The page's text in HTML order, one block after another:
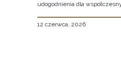
udogodnienia dla
12 czerwca, 2026